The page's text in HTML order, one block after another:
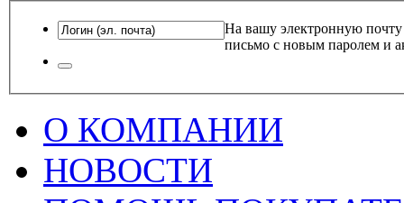
На вашу электронную почту
письмо с новым паролем и
О КОМПАНИИ
НОВОСТИ